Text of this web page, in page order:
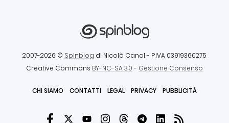
2007-2026 © Spinblog di Nicolò Canal - P.IVA 03919360275
Creative Commons BY-NC-SA 3.0- Gestione Consenso
CHI SIAMO CONTATTI LEGAL PRIVACY PUBBLICITÀ